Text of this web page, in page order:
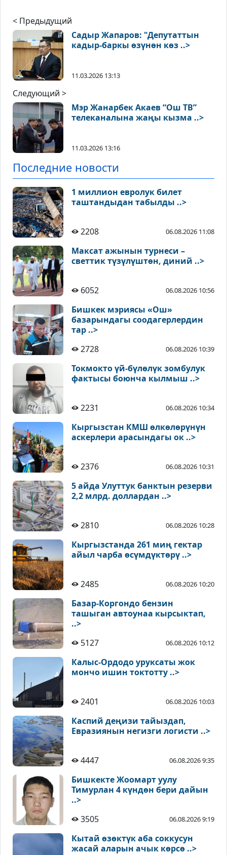
< Предыдущий
Садыр Жапаров: "Депутаттын
кадыр-баркы өзүнөн көз ..>
11.03.2026 13:13
Следующий >
Мэр Жанарбек Акаев “Ош ТВ”
телеканалына жаңы кызма ..>
11.03.2026 13:16
Последние новости
1 миллион евролук билет
таштандыдан табылды ..>
2208 06.08.2026 11:08
Максат ажынын турнеси –
светтик түзүлүштөн, диний ..>
6052 06.08.2026 10:56
Бишкек мэриясы «Ош»
базарындагы соодагерлердин
тар ..>
2728
06.08.2026 10:39
Токмокто үй-бүлөлүк зомбулук
фактысы боюнча кылмыш ..>
2231 06.08.2026 10:34
Кыргызстан КМШ өлкөлөрүнүн
аскерлери арасындагы ок ..>
2376 06.08.2026 10:31
5 айда Улуттук банктын резерви
2,2 млрд. доллардан ..>
2810 06.08.2026 10:28
Кыргызстанда 261 миң гектар
айыл чарба өсүмдүктөрү ..>
2485 06.08.2026 10:20
Базар-Коргондо бензин
ташыган автоунаа кырсыктап,
..>
5127
06.08.2026 10:12
Калыс-Ордодо уруксаты жок
мончо ишин токтотту ..>
2401 06.08.2026 10:03
Каспий деңизи тайыздап,
Евразиянын негизги логисти ..>
4447 06.08.2026 9:35
Бишкекте Жоомарт уулу
Тимурлан 4 күндөн бери дайын
..>
3505
06.08.2026 9:19
Кытай өзөктүк аба соккусун
жасай аларын ачык көрсө ..>